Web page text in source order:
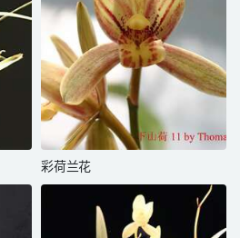
彩荷兰花